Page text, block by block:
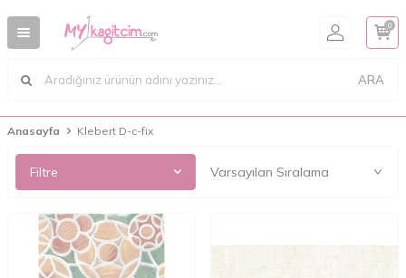
ARA
0
Anasayfa Klebert D-c-fix
Filtre